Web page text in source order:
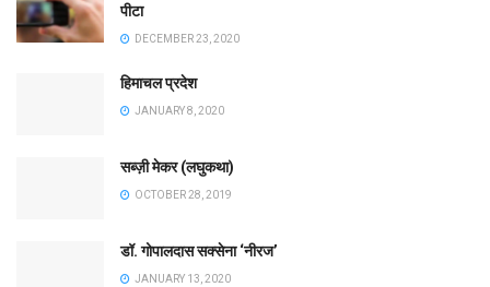
पीटा
DECEMBER 23, 2020
हिमाचल प्रदेश
JANUARY 8, 2020
सब्ज़ी मेकर (लघुकथा)
OCTOBER 28, 2019
डॉ. गोपालदास सक्सेना ‘नीरज’
JANUARY 13, 2020